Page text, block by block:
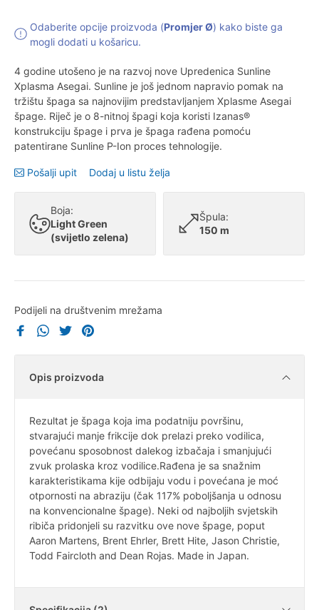
Odaberite opcije proizvoda (Promjer Ø) kako biste ga
mogli dodati u košaricu.
4 godine utošeno je na razvoj nove Upredenica Sunline
Xplasma Asegai. Sunline je još jednom napravio pomak na
tržištu špaga sa najnovijim predstavljanjem Xplasme Asegai
špage. Riječ je o 8-nitnoj špagi koja koristi Izanas®
konstrukciju špage i prva je špaga rađena pomoću
patentirane Sunline P-Ion proces tehnologije.
Pošalji upit Dodaj u listu želja
Boja:
Light Green
(svijetlo zelena)
Špula:
150 m
Podijeli na društvenim mrežama
Opis proizvoda
Rezultat je špaga koja ima podatniju površinu,
stvarajući manje frikcije dok prelazi preko vodilica,
povećanu sposobnost dalekog izbačaja i smanjujući
zvuk prolaska kroz vodilice.Rađena je sa snažnim
karakteristikama kije odbijaju vodu i povećana je moć
otpornosti na abraziju (čak 117% poboljšanja u odnosu
na konvencionalne špage). Neki od najboljih svjetskih
ribiča pridonjeli su razvitku ove nove špage, poput
Aaron Martens, Brent Ehrler, Brett Hite, Jason Christie,
Todd Faircloth and Dean Rojas. Made in Japan.